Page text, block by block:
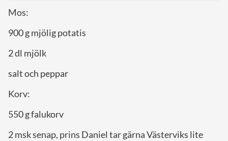
Mos:
900 g mjölig potatis
2 dl mjölk
salt och peppar
Korv:
550 g falukorv
2 msk senap, prins Daniel tar gärna Västerviks lite